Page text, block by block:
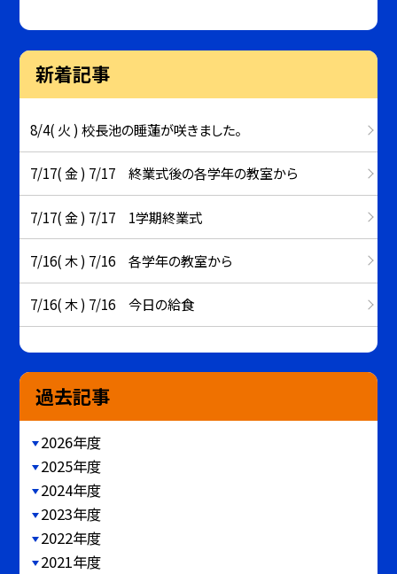
新着記事
8/4( 火 ) 校長池の睡蓮が咲きました。
7/17( 金 ) 7/17 終業式後の各学年の教室から
7/17( 金 ) 7/17 1学期終業式
7/16( 木 ) 7/16 各学年の教室から
7/16( 木 ) 7/16 今日の給食
過去記事
2026年度
2025年度
2024年度
2023年度
2022年度
2021年度